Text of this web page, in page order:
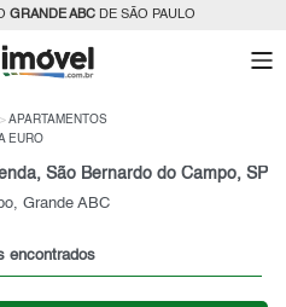
GRANDE ABC DE SÃO PAULO
APARTAMENTOS
EURO
São Bernardo do Campo, SP
Grande ABC
encontrados